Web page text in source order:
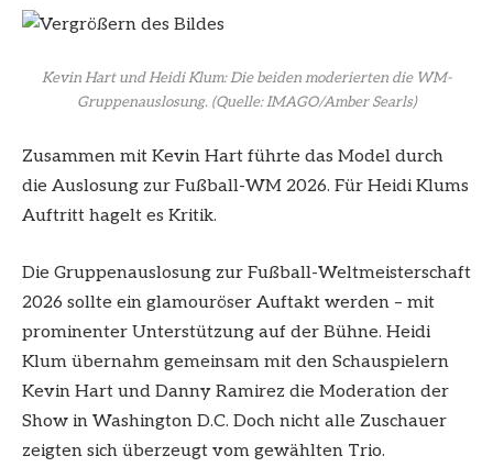
Kevin Hart und Heidi Klum: Die beiden moderierten die WM-
Gruppenauslosung.(Quelle: IMAGO/Amber Searls)
Zusammen mit Kevin Hart führte das Model durch
die Auslosung zur Fußball-WM 2026. Für Heidi Klums
Auftritt hagelt es Kritik.
Die Gruppenauslosung zur Fußball-Weltmeisterschaft
2026 sollte ein glamouröser Auftakt werden – mit
prominenter Unterstützung auf der Bühne. Heidi
Klum übernahm gemeinsam mit den Schauspielern
Kevin Hart und Danny Ramirez die Moderation der
Show in Washington D.C. Doch nicht alle Zuschauer
zeigten sich überzeugt vom gewählten Trio.